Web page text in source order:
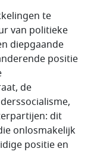
te
van politieke
diepgaande
positie
de
dit
onlosmakelijk
positie en